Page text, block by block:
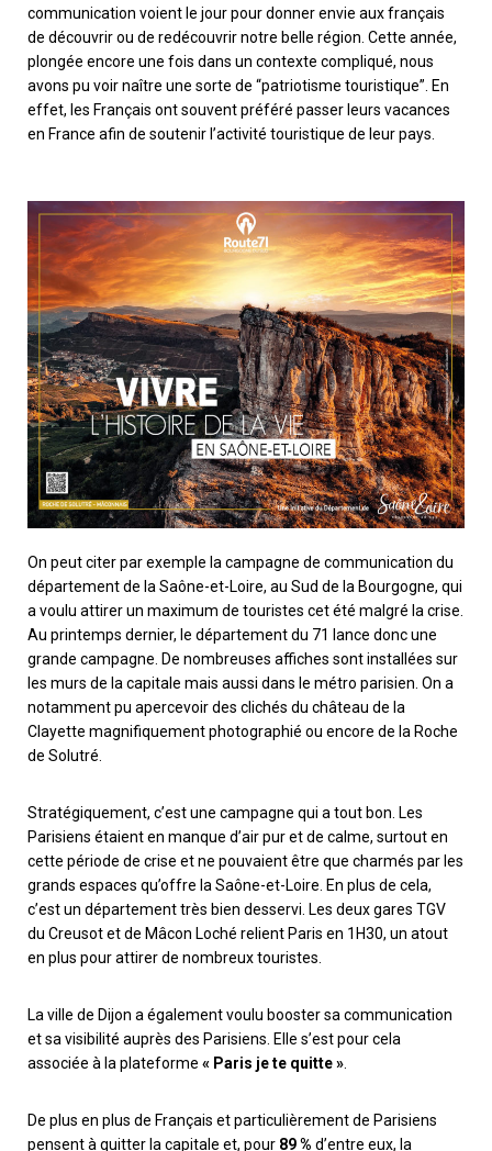
communication voient le jour pour donner envie aux français
de découvrir ou de redécouvrir notre belle région. Cette année,
plongée encore une fois dans un contexte compliqué, nous
avons pu voir naître une sorte de “patriotisme touristique”. En
effet, les Français ont souvent préféré passer leurs vacances
en France afin de soutenir l’activité touristique de leur pays.
On peut citer par exemple la campagne de communication du
département de la Saône-et-Loire, au Sud de la Bourgogne, qui
a voulu attirer un maximum de touristes cet été malgré la crise.
Au printemps dernier, le département du 71 lance donc une
grande campagne. De nombreuses affiches sont installées sur
les murs de la capitale mais aussi dans le métro parisien. On a
notamment pu apercevoir des clichés du château de la
Clayette magnifiquement photographié ou encore de la Roche
de Solutré.
Stratégiquement, c’est une campagne qui a tout bon. Les
Parisiens étaient en manque d’air pur et de calme, surtout en
cette période de crise et ne pouvaient être que charmés par les
grands espaces qu’offre la Saône-et-Loire. En plus de cela,
c’est un département très bien desservi. Les deux gares TGV
du Creusot et de Mâcon Loché relient Paris en 1H30, un atout
en plus pour attirer de nombreux touristes.
La ville de Dijon a également voulu booster sa communication
et sa visibilité auprès des Parisiens. Elle s’est pour cela
associée à la plateforme « Paris je te quitte »
De plus en plus de Français et particulièrement de Parisiens
pensent à quitter la capitale et, pour 89 % d’entre eux, la